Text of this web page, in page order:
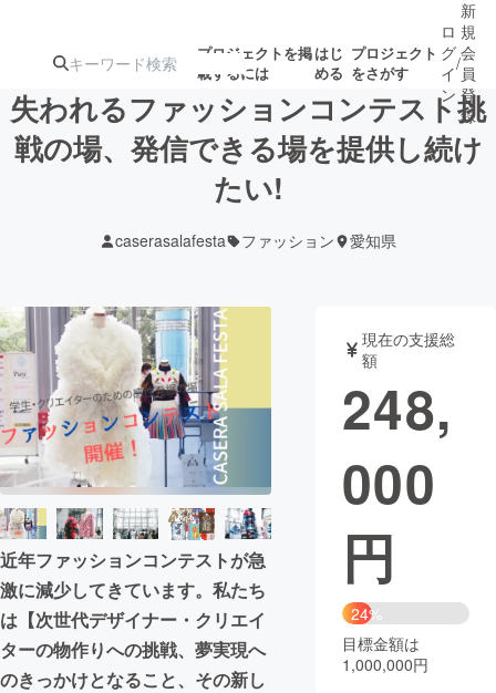
プロジェクトを掲
載するには
はじ
める
プロジェクト
をさがす
注目の新着プロ募集終了が近いプ
テクノロジー・ガジェット
映像・映画 書籍・雑誌
ビジネス・起業 チャレンジ
まちづくり・地域活性化
CAMPFIRE for Social Good
CAMPFIRE Creation
CAMPFIREふるさと納税
コミュニティ
ロ
グ
イ
ン
/
新
規
会
員
登
録
失われるファッションコンテスト挑
戦の場、発信できる場を提供し続け
たい!
caserasalafesta ファッション 愛知県
近年ファッションコンテストが急
激に減少してきています。私たち
は【次世代デザイナー・クリエイ
ターの物作りへの挑戦、夢実現へ
のきっかけとなること、その新し
現在の支援総
額
248,
000
円
24%
目標金額は
1,000,000円